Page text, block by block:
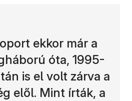
ekkor már a
óta, 1995-
is el volt zárva a
elől. Mint írták, a